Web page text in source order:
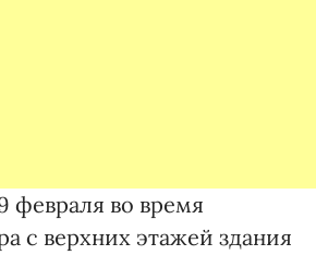
февраля во время
с верхних этажей здания